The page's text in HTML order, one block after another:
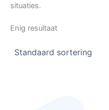
situaties.
Enig resultaat